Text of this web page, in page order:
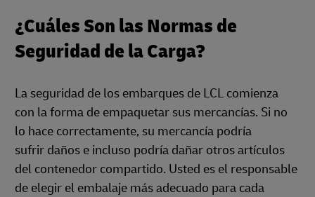
¿Cuáles Son las Normas de
Seguridad de la Carga?
La seguridad de los embarques de LCL comienza
con la forma de empaquetar sus mercancías. Si no
lo hace correctamente, su mercancía podría
sufrir daños e incluso podría dañar otros artículos
del contenedor compartido. Usted es el responsable
de elegir el embalaje más adecuado para cada